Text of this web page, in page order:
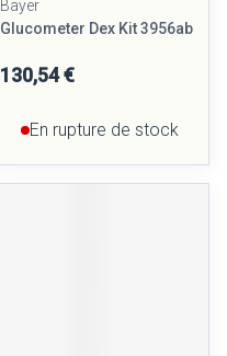
Bayer
Glucometer Dex Kit 3956ab
130,54 €
En rupture de stock